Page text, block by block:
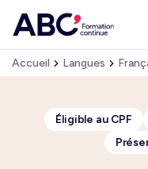
Accueil Langues
Éligible au CPF